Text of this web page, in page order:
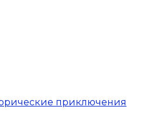
приключения